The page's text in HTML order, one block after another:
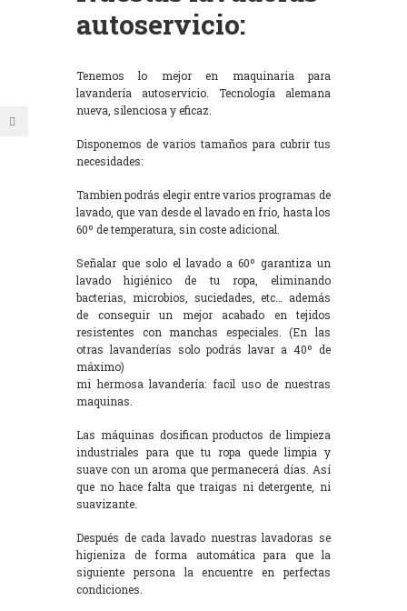
autoservicio:
Tenemos lo mejor en maquinaria para
lavandería autoservicio. Tecnología alemana
nueva, silenciosa y eficaz.
Disponemos de varios tamaños para cubrir tus
necesidades:
Tambien podrás elegir entre varios programas de
lavado, que van desde el lavado en frío, hasta los
60º de temperatura, sin coste adicional.
Señalar que solo el lavado a 60º garantiza un
lavado higiénico de tu ropa, eliminando
bacterias, microbios, suciedades, etc… además
de conseguir un mejor acabado en tejidos
resistentes con manchas especiales. (En las
otras lavanderías solo podrás lavar a 40º de
máximo)
mi hermosa lavandería: facil uso de nuestras
maquinas.
Las máquinas dosifican productos de limpieza
industriales para que tu ropa quede limpia y
suave con un aroma que permanecerá días. Así
que no hace falta que traigas ni detergente, ni
suavizante.
Después de cada lavado nuestras lavadoras se
higieniza de forma automática para que la
siguiente persona la encuentre en perfectas
condiciones.